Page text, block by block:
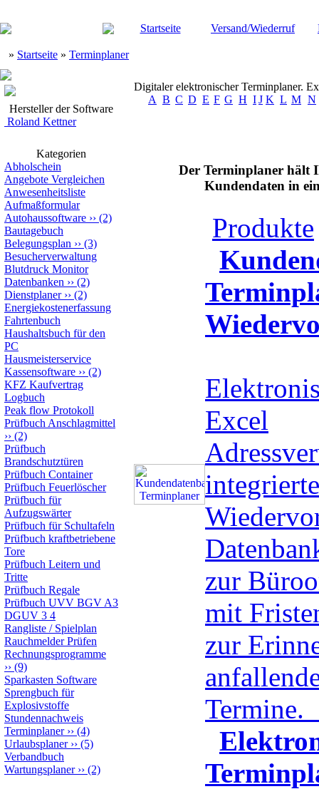
Startseite Versand/Wiederruf
» Startseite » Terminplaner
Hersteller der Software
Roland Kettner
Kategorien
Abholschein
Angebote Vergleichen
Anwesenheitsliste
Aufmaßformular
Autohaussoftware ›› (2)
Bautagebuch
Belegungsplan ›› (3)
Besucherverwaltung
Blutdruck Monitor
Datenbanken ›› (2)
Dienstplaner›› (2)
Energiekostenerfassung
Fahrtenbuch
Haushaltsbuch für den
PC
Hausmeisterservice
Kassensoftware ›› (2)
KFZ Kaufvertrag
Logbuch
Peak flow Protokoll
Prüfbuch Anschlagmittel
›› (2)
Prüfbuch
Brandschutztüren
Prüfbuch Container
Prüfbuch Feuerlöscher
Prüfbuch für
Aufzugswärter
Prüfbuch für Schultafeln
Prüfbuch kraftbetriebene
Tore
Prüfbuch Leitern und
Tritte
Prüfbuch Regale
Prüfbuch UVV BGV A3
DGUV 3 4
Rangliste / Spielplan
Rauchmelder Prüfen
Rechnungsprogramme
›› (9)
Sparkasten Software
Sprengbuch für
Explosivstoffe
Stundennachweis
Terminplaner›› (4)
Urlaubsplaner›› (5)
Verbandbuch
Wartungsplaner›› (2)
Digitaler elektronischer Terminplaner.
A B C D E F G H IJ K L M N
Der Terminplaner hält
Kundendaten in
Produkte
Excel
zur
mit
zur
Termine.